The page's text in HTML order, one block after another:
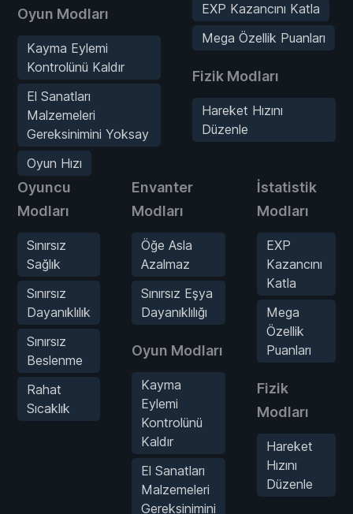
Oyun Modları
Kayma Eylemi
Kontrolünü Kaldır
El Sanatları
Malzemeleri
Gereksinimini Yoksay
Oyun Hızı
EXP Kazancını Katla
Mega Özellik Puanları
Fizik Modları
Hareket Hızını
Düzenle
Oyuncu
Modları
Sınırsız
Sağlık
Sınırsız
Dayanıklılık
Sınırsız
Beslenme
Rahat
Sıcaklık
Envanter
Modları
Öğe Asla
Azalmaz
Sınırsız Eşya
Dayanıklılığı
Oyun Modları
Kayma
Eylemi
Kontrolünü
Kaldır
El Sanatları
Malzemeleri
Gereksinimini
İstatistik
Modları
EXP
Kazancını
Katla
Mega
Özellik
Puanları
Fizik
Modları
Hareket
Hızını
Düzenle